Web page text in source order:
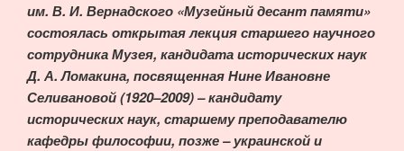
им. В. И. Вернадского «Музейный десант памяти»
состоялась открытая лекция старшего научного
сотрудника Музея, кандидата исторических наук
Д. А. Ломакина, посвященная Нине Ивановне
Селивановой (1920–2009) – кандидату
исторических наук, старшему преподавателю
кафедры философии, позже – украинской и